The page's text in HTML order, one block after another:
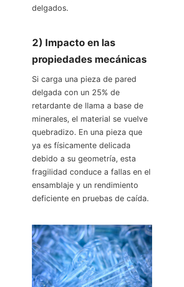
delgados.
2) Impacto en las
propiedades mecánicas
Si carga una pieza de pared
delgada con un 25% de
retardante de llama a base de
minerales, el material se vuelve
quebradizo. En una pieza que
ya es físicamente delicada
debido a su geometría, esta
fragilidad conduce a fallas en el
ensamblaje y un rendimiento
deficiente en pruebas de caída.